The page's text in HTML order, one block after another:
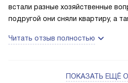
встали разные хозяйственные
подругой они сняли квартиру, а
покупать им холодильник.
такого, но ничего, теперь уже
Читать отзыв полностью
ПОКАЗАТЬ ЕЩЁ